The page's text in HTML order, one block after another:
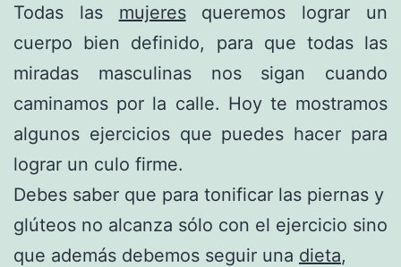
Todas las mujeresqueremos lograr un
cuerpo bien definido, para que todas las
miradas masculinas nos sigan cuando
caminamos por la calle. Hoy te mostramos
algunos ejercicios que puedes hacer para
lograr un culo firme.
Debes saber que para tonificar las piernas y
glúteos no alcanza sólo con el ejercicio sino
que además debemos seguir una dieta,